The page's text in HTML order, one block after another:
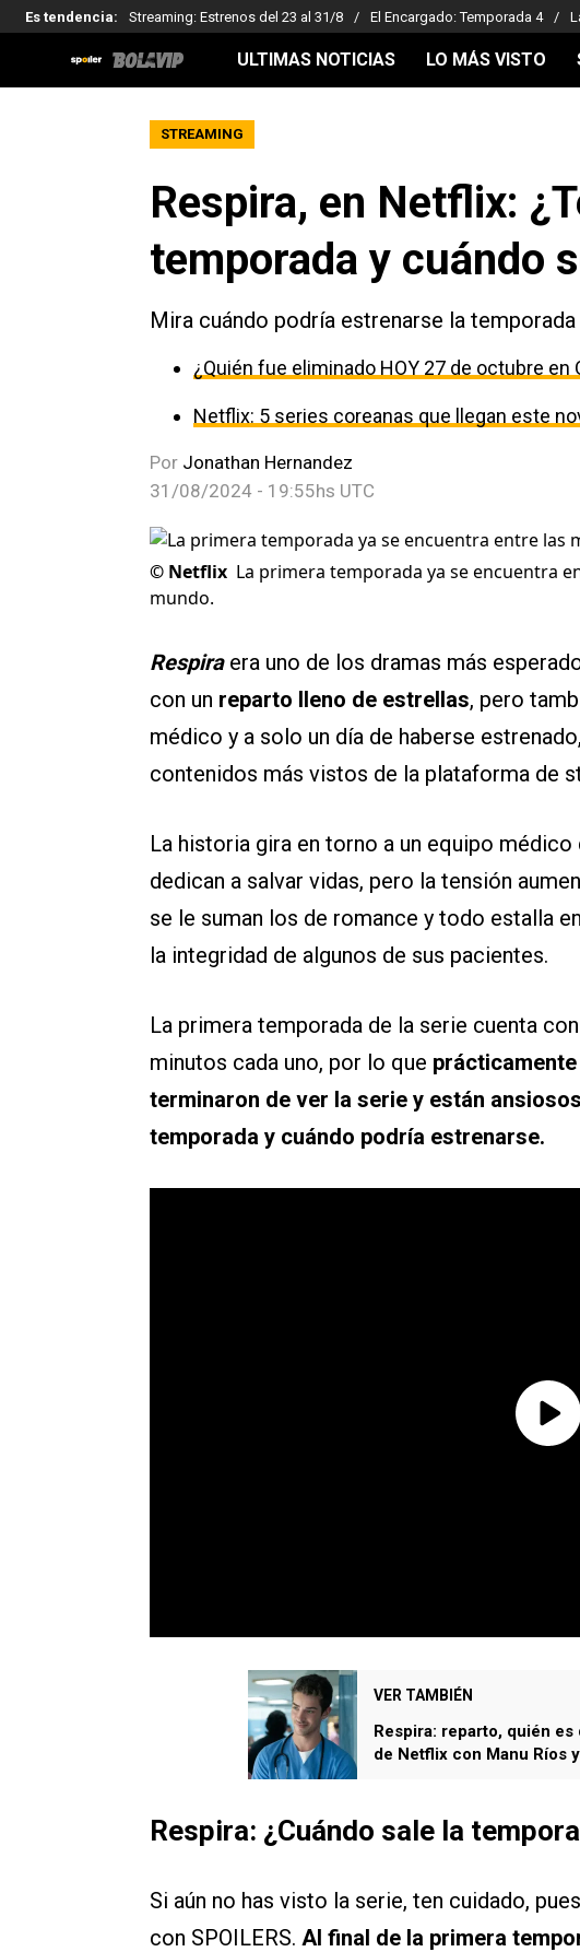
Es tendencia: Streaming: Estrenos del 23 al 31/8 El Encargado: Temporada 4
ULTIMAS NOTICIAS LO MÁS VISTO
STREAMING
Respira, en Netflix:
temporada y cuándo
Mira cuándo podría estrenarse la
¿Quién fue eliminado HOY 27 de octubre en
Netflix: 5 series coreanas que llegan este
Por Jonathan Hernandez
31/08/2024 - 19:55hs UTC
© Netflix La primera temporada ya se encuentra
mundo.
Respira era uno de los dramas más
con un reparto lleno de estrellas, pero
médico y a solo un día de haberse
contenidos más vistos de la plataforma de
La historia gira en torno a un equipo
dedican a salvar vidas, pero la tensión
se le suman los de romance y todo estalla
la integridad de algunos de sus pacientes.
La primera temporada de la serie cuenta
minutos cada uno, por lo que
terminaron de ver la serie y están
temporada y cuándo podría estrenarse.
VER TAMBIÉN
Respira: reparto, quién
de Netflix con Manu Ríos
Respira: ¿Cuándo sale la
Si aún no has visto la serie, ten cuidado,
con SPOILERS. Al final de la primera